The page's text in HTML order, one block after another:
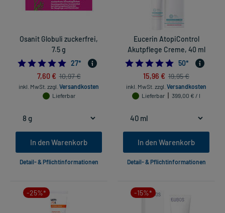
Osanit Globuli zuckerfrei,
7.5 g
4.888888888888889
27*
7,60 € 10,97 €
inkl. MwSt. zzgl. Versandkosten
Lieferbar
In den Warenkorb
Detail- & Pflichtinformationen
Eucerin AtopiControl
Akutpflege Creme, 40 ml
4.74
50*
15,96 € 19,95 €
inkl. MwSt. zzgl. Versandkosten
Lieferbar
399,00 € / l
In den Warenkorb
Detail- & Pflichtinformationen
-25%* -15%*